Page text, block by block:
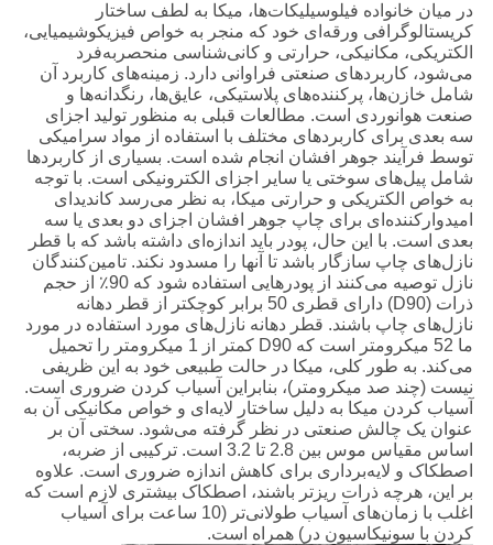
در میان خانواده فیلوسیلیکات‌ها، میکا به لطف ساختار
کریستالوگرافی ورقه‌ای خود که منجر به خواص فیزیکوشیمیایی،
الکتریکی، مکانیکی، حرارتی و کانی‌شناسی منحصربه‌فرد
می‌شود، کاربردهای صنعتی فراوانی دارد. زمینه‌های کاربرد آن
شامل خازن‌ها، پرکننده‌های پلاستیکی، عایق‌ها، رنگدانه‌ها و
صنعت هوانوردی است. مطالعات قبلی به منظور تولید اجزای
سه بعدی برای کاربردهای مختلف با استفاده از مواد سرامیکی
توسط فرآیند جوهر افشان انجام شده است. بسیاری از کاربردها
شامل پیل‌های سوختی یا سایر اجزای الکترونیکی است. با توجه
به خواص الکتریکی و حرارتی میکا، به نظر می‌رسد کاندیدای
امیدوارکننده‌ای برای چاپ جوهر افشان اجزای دو بعدی یا سه
بعدی است. با این حال، پودر باید اندازه‌ای داشته باشد که با قطر
نازل‌های چاپ سازگار باشد تا آنها را مسدود نکند. تامین‌کنندگان
نازل توصیه می‌کنند از پودرهایی استفاده شود که 90٪ از حجم
ذرات (D90) دارای قطری 50 برابر کوچکتر از قطر دهانه
نازل‌های چاپ باشند. قطر دهانه نازل‌های مورد استفاده در مورد
ما 52 میکرومتر است که D90 کمتر از 1 میکرومتر را تحمیل
می‌کند. به طور کلی، میکا در حالت طبیعی خود به این ظریفی
نیست (چند صد میکرومتر)، بنابراین آسیاب کردن ضروری است.
آسیاب کردن میکا به دلیل ساختار لایه‌ای و خواص مکانیکی آن به
عنوان یک چالش صنعتی در نظر گرفته می‌شود. سختی آن بر
اساس مقیاس موس بین 2.8 تا 3.2 است. ترکیبی از ضربه،
اصطکاک و لایه‌برداری برای کاهش اندازه ضروری است. علاوه
بر این، هرچه ذرات ریزتر باشند، اصطکاک بیشتری لازم است که
اغلب با زمان‌های آسیاب طولانی‌تر (10 ساعت برای آسیاب
کردن با سونیکاسیون در) همراه است.